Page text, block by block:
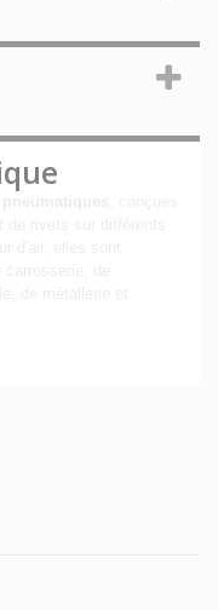
rivets sur différents
d'air, elles sont
de
de métallerie et